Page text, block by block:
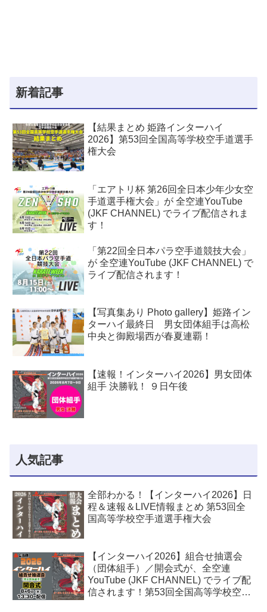
新着記事
【結果まとめ 姫路インターハイ
2026】第53回全国高等学校空手道選手
権大会
「エアトリ杯 第26回全日本少年少女空
手道選手権大会」が 全空連YouTube
(JKF CHANNEL) でライブ配信されま
す！
「第22回全日本パラ空手道競技大会」
が 全空連YouTube (JKF CHANNEL) で
ライブ配信されます！
【写真集あり Photo gallery】姫路イン
ターハイ最終日 男女団体組手は高松
中央と御殿場西が春夏連覇！
【速報！インターハイ2026】男女団体
組手 決勝戦！ ９日午後
人気記事
全部わかる！【インターハイ2026】日
程＆速報＆LIVE情報まとめ 第53回全
国高等学校空手道選手権大会
【インターハイ2026】組合せ抽選会
（団体組手）／開会式が、全空連
YouTube (JKF CHANNEL) でライブ配
信されます！第53回全国高等学校空手